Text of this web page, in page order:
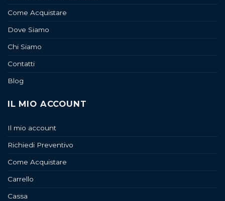
Come Acquistare
Dove Siamo
Chi Siamo
Contatti
Blog
IL MIO ACCOUNT
Il mio account
Richiedi Preventivo
Come Acquistare
Carrello
Cassa